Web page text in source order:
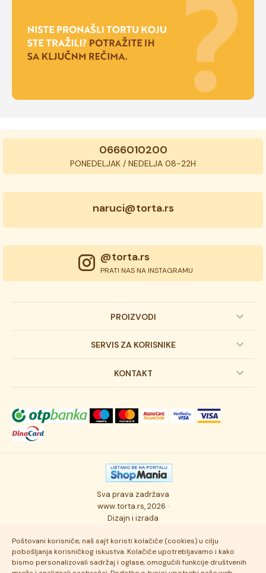
Poštovani korisniče, naš sajt koristi kolačiće (cookies) u cilju
pobošljanja korisničkog iskustva. Kolačiće upotrebljavamo i kako
bismo personalizovali sadržaj i oglase, omogućili funkcije društvenih
0666010200
PONEDELJAK / NEDELJA 08-22H
naruci@torta.rs
@torta.rs
PRATI NAS NA INSTAGRAMU
PROIZVODI
Dečije torte
Svadbene torte
Torta klasici
Osmisli tortu
Ukusi torti
SERVIS ZA KORISNIKE
Prijava na newsletter
Dostava robe
Autorska prava
Politika privatnosti
Najčešće postavljana pitanja
KONTAKT
Novosti
Posao
Kontakt
Sva prava zadržava
www.torta.rs, 2026 ·
Dizajn i izrada